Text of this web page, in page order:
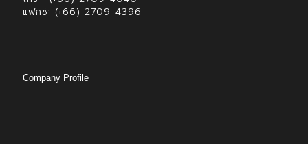
แฟกซ์: (+66) 2709-4396
Company Profile